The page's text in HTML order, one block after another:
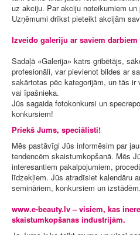
uz akciju. Par akciju noteikumiem
Uzņēmumi drīkst pieteikt akcijām
Izveido galeriju ar saviem
Sadaļā «Galerija» katrs gribētājs,
profesionāli, var pievienot bildes ar
sakārtotas pēc kategorijām, un tās
vai īpašnieka.
Jūs sagaida fotokonkursi un
konkursiem!
Priekš Jums, speciālisti!
Mēs pastāvīgi Jūs informēsim par
tendencēm skaistumkopšanā. Mēs
interesantiem pakalpojumiem,
līdzekļiem. Jūs atradīsiet kalendāru
semināriem, konkursiem un izstādēm.
www.e-beauty.lv – visiem, kas
skaistumkopšanas industrijām.